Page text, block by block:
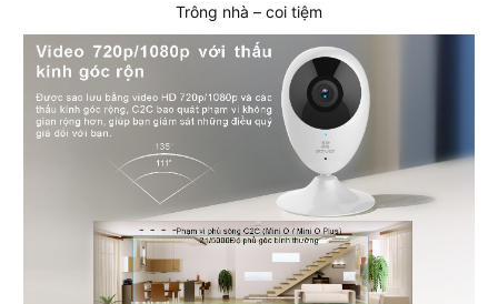
Trông nhà – coi tiệm